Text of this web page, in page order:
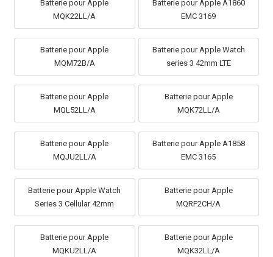
Batterie pour Apple
MQK22LL/A
Batterie pour Apple A1860
EMC 3169
Batterie pour Apple
MQM72B/A
Batterie pour Apple Watch
series 3 42mm LTE
Batterie pour Apple
MQL52LL/A
Batterie pour Apple
MQK72LL/A
Batterie pour Apple
MQJU2LL/A
Batterie pour Apple A1858
EMC 3165
Batterie pour Apple Watch
Series 3 Cellular 42mm
Batterie pour Apple
MQRF2CH/A
Batterie pour Apple
MQKU2LL/A
Batterie pour Apple
MQK32LL/A